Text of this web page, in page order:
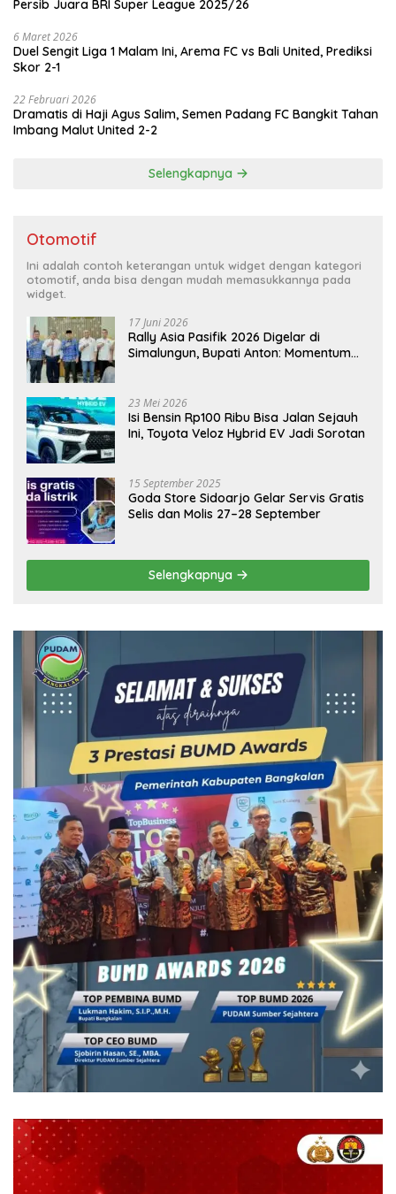
Persib Juara BRI Super League 2025/26
6 Maret 2026
Duel Sengit Liga 1 Malam Ini, Arema FC vs Bali United, Prediksi
Skor 2-1
22 Februari 2026
Dramatis di Haji Agus Salim, Semen Padang FC Bangkit Tahan
Imbang Malut United 2-2
Selengkapnya
Otomotif
Ini adalah contoh keterangan untuk widget dengan kategori
otomotif, anda bisa dengan mudah memasukkannya pada
widget.
17 Juni 2026
Rally Asia Pasifik 2026 Digelar di
Simalungun, Bupati Anton: Momentum
23 Mei 2026
Isi Bensin Rp100 Ribu Bisa Jalan Sejauh
Ini, Toyota Veloz Hybrid EV Jadi Sorotan
15 September 2025
Goda Store Sidoarjo Gelar Servis Gratis
Selis dan Molis 27–28 September
Selengkapnya